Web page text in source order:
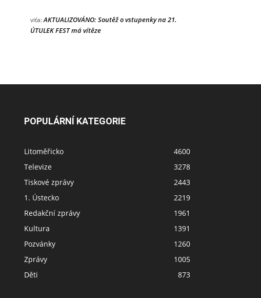
viťa:AKTUALIZOVÁNO: Soutěž o vstupenky na 21.
ÚTULEK FEST má vítěze
POPULÁRNÍ KATEGORIE
Litoměřicko
4600
Televize
3278
Tiskové zprávy
2443
1. Ústecko
2219
Redakční zprávy
1961
Kultura
1391
Pozvánky
1260
Zprávy
1005
Děti
873